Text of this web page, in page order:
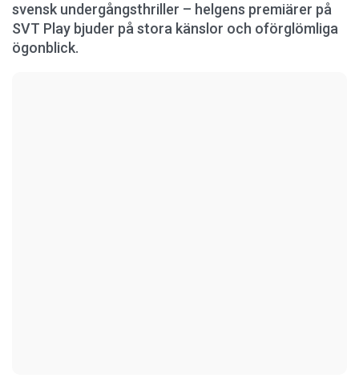
svensk undergångsthriller – helgens premiärer på
SVT Play bjuder på stora känslor och oförglömliga
ögonblick.